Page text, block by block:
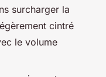
surcharger la
cintré
le volume